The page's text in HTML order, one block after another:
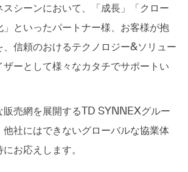
シーンにおいて、「成長」「クロー
」といったパートナー様、お客様が抱
、信頼のおけるテクノロジー&ソリュー
ザーとして様々なカタチでサポートい
販売網を展開するTD SYNNEXグルー
他社にはできないグローバルな協業体
お応えします。